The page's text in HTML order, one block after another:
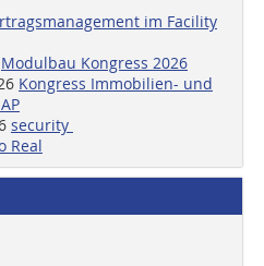
im Facility
Modulbau Kongress 2026
Kongress Immobilien- und
security
Real